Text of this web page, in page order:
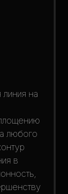
линия на
любого
в